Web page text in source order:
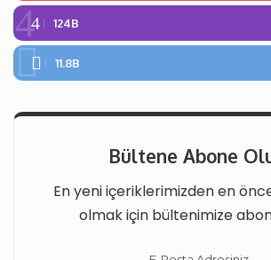
124B
11.8B
Bültene Abone
En yeni içeriklerimizden en
olmak için bültenimize